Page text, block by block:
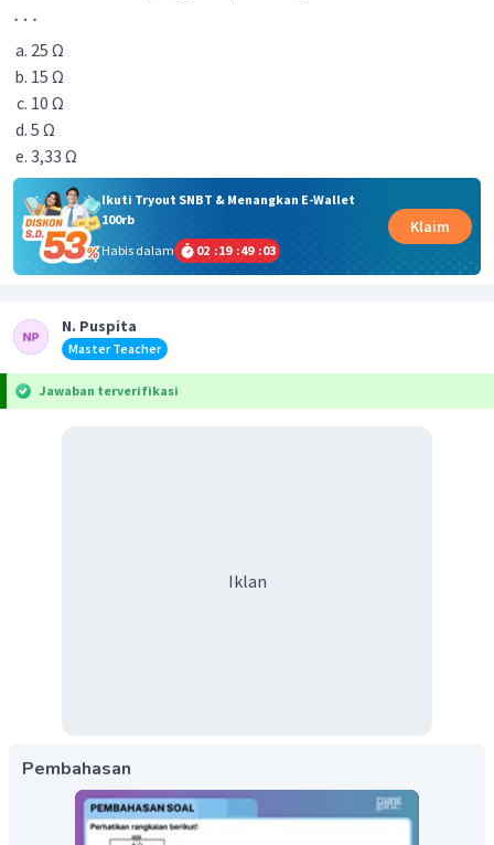
…
25 Ω
15 Ω
10 Ω
5 Ω
3,33 Ω
Ikuti Tryout SNBT & Menangkan E-Wallet
100rb
Habis dalam
02 :19 :49 :03
Klaim
N. Puspita
Master Teacher
Jawaban terverifikasi
Iklan
Pembahasan